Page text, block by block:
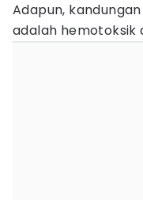
Adapun,
adalah hemotoksik